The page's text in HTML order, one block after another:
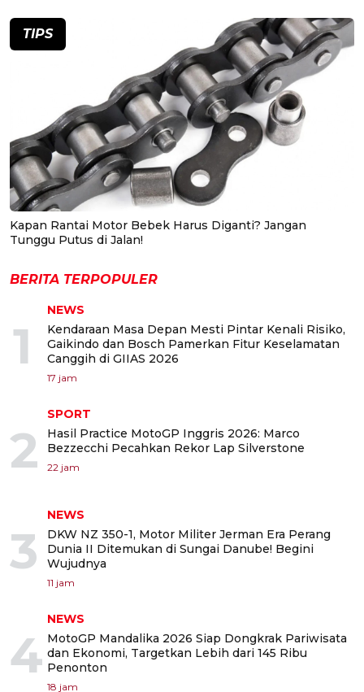
TIPS
Kapan Rantai Motor Bebek Harus Diganti? Jangan
Tunggu Putus di Jalan!
BERITA TERPOPULER
1
NEWS
Kendaraan Masa Depan Mesti Pintar Kenali Risiko,
Gaikindo dan Bosch Pamerkan Fitur Keselamatan
Canggih di GIIAS 2026
17 jam
2
SPORT
Hasil Practice MotoGP Inggris 2026: Marco
Bezzecchi Pecahkan Rekor Lap Silverstone
22 jam
3
NEWS
DKW NZ 350-1, Motor Militer Jerman Era Perang
Dunia II Ditemukan di Sungai Danube! Begini
Wujudnya
11 jam
4
NEWS
MotoGP Mandalika 2026 Siap Dongkrak Pariwisata
dan Ekonomi, Targetkan Lebih dari 145 Ribu
Penonton
18 jam